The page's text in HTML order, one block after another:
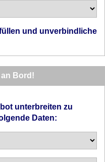
und unverbindliche
an Bord!
unterbreiten zu
Daten: